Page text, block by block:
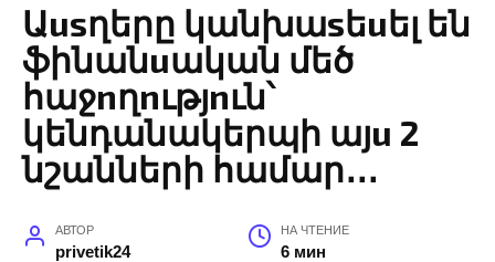
Աusղերը կանխաsեuել են
ֆինանuական մեծ
հաջnղnւթյnւն՝
կենդանակերպի այu 2
նշանների համար․․․
АВТОР
privetik24
НА ЧТЕНИЕ
6 мин